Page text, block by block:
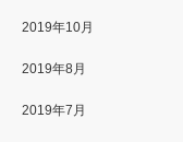
2019年10月
2019年8月
2019年7月